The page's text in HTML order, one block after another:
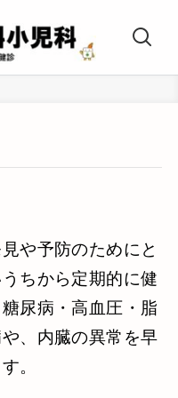
や予防のためにと
ちから定期的に健
尿病・高血圧・脂
、内臓の異常を早
。